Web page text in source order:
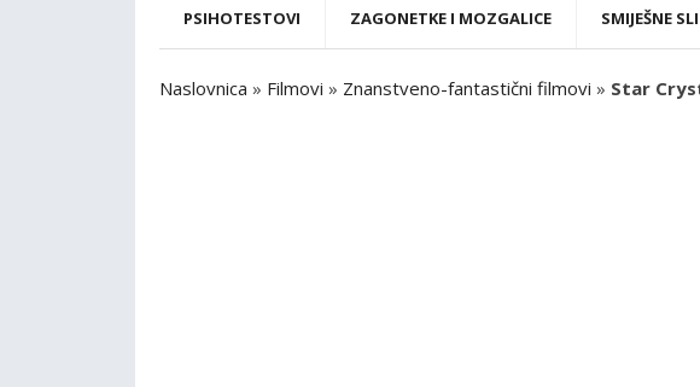
PSIHOTESTOVI ZAGONETKE I MOZGALICE SMIJEŠNE
Naslovnica » Filmovi » Znanstveno-fantastični filmovi » Star